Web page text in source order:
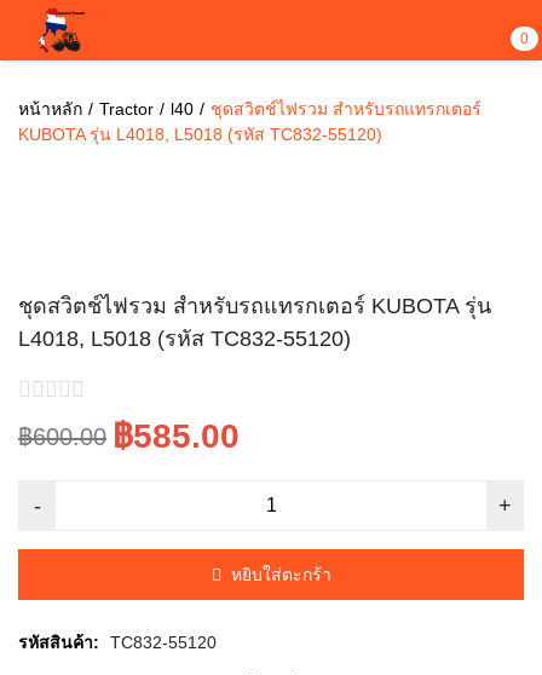
0
หน้าหลัก Tractor l40
ชุดสวิตช์ไฟรวม สำหรับรถแทรกเตอร์
KUBOTA รุ่น L4018, L5018 (รหัส TC832-55120)
ชุดสวิตช์ไฟรวม สำหรับรถแทรกเตอร์ KUBOTA รุ่น
L4018, L5018 (รหัส TC832-55120)
฿600.00
Original
price
was:
฿600.00.
฿585.00
Current
price
is:
฿585.00.
หยิบใส่ตะกร้า
รหัสสินค้า: TC832-55120